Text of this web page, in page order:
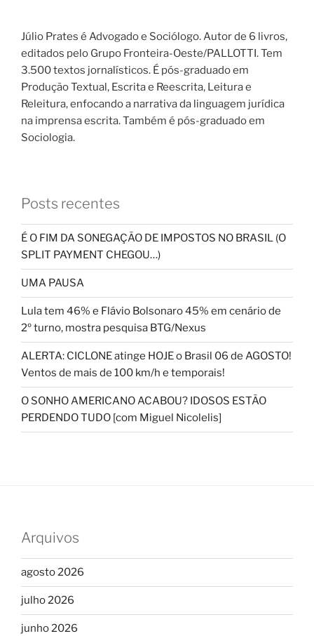
Júlio Prates é Advogado e Sociólogo. Autor de 6 livros,
editados pelo Grupo Fronteira-Oeste/PALLOTTI. Tem
3.500 textos jornalísticos. É pós-graduado em
Produção Textual, Escrita e Reescrita, Leitura e
Releitura, enfocando a narrativa da linguagem jurídica
na imprensa escrita. Também é pós-graduado em
Sociologia.
Posts recentes
É O FIM DA SONEGAÇÃO DE IMPOSTOS NO BRASIL (O
SPLIT PAYMENT CHEGOU…)
UMA PAUSA
Lula tem 46% e Flávio Bolsonaro 45% em cenário de
2º turno, mostra pesquisa BTG/Nexus
ALERTA: CICLONE atinge HOJE o Brasil 06 de AGOSTO!
Ventos de mais de 100 km/h e temporais!
O SONHO AMERICANO ACABOU? IDOSOS ESTÃO
PERDENDO TUDO [com Miguel Nicolelis]
Arquivos
agosto 2026
julho 2026
junho 2026